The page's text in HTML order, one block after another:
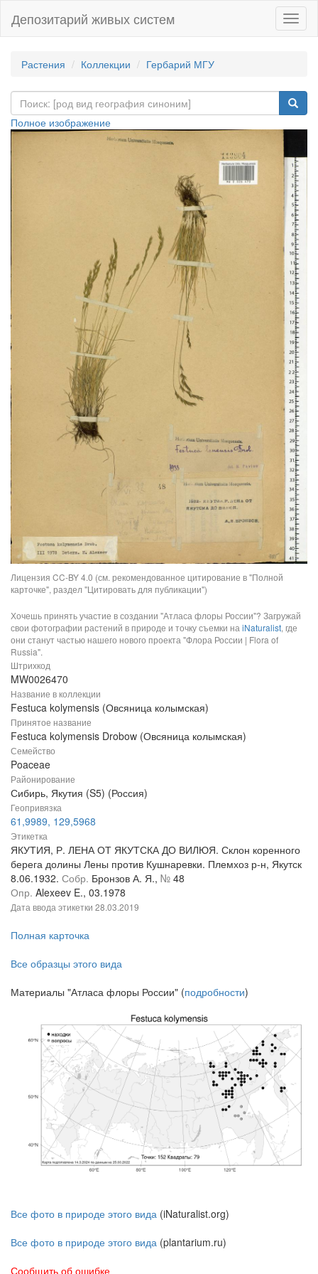
Депозитарий живых систем
Растения Коллекции Гербарий МГУ
Полное изображение
Лицензия CC-BY 4.0 (см. рекомендованное цитирование в "Полной
карточке", раздел "Цитировать для публикации")
Хочешь принять участие в создании "Атласа флоры России"? Загружай
свои фотографии растений в природе и точку съемки на iNaturalist, где
они станут частью нашего нового проекта "Флора России | Flora of
Russia".
Штрихкод
MW0026470
Название в коллекции
Festuca kolymensis (Овсяница колымская)
Принятое название
Festuca kolymensis Drobow (Овсяница колымская)
Семейство
Poaceae
Районирование
Сибирь, Якутия (S5) (Россия)
Геопривязка
61,9989, 129,5968
Этикетка
ЯКУТИЯ, Р. ЛЕНА ОТ ЯКУТСКА ДО ВИЛЮЯ. Склон коренного
берега долины Лены против Кушнаревки. Племхоз р-н, Якутск
8.06.1932. Собр. Бронзов А. Я., № 48
Опр. Alexeev E., 03.1978
Дата ввода этикетки 28.03.2019
Полная карточка
Все образцы этого вида
Материалы "Атласа флоры России" (подробности)
Все фото в природе этого вида (iNaturalist.org)
Все фото в природе этого вида (plantarium.ru)
Сообщить об ошибке